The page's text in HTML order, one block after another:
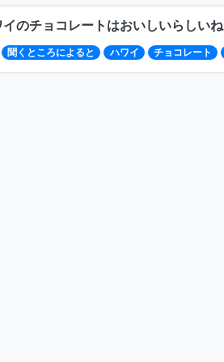
イのチョコレートはおいしいらしいね
聞くところによると ハワイ チョコレート